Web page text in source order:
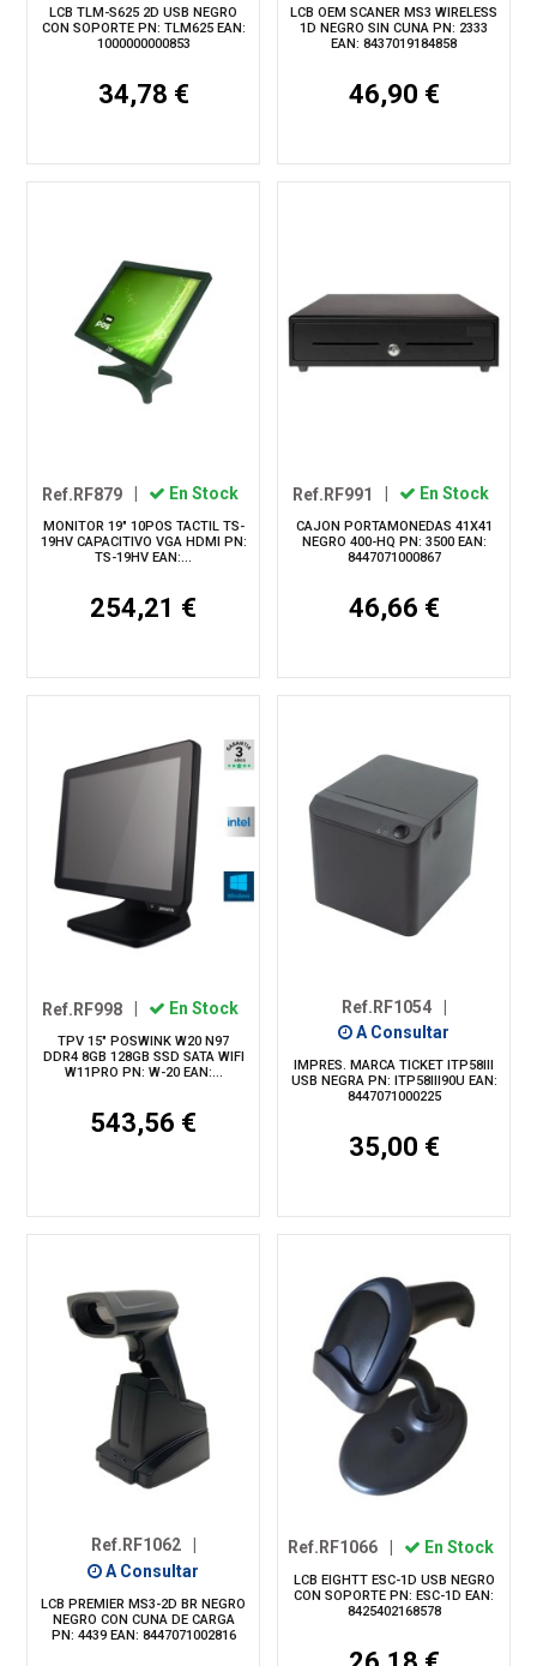
LCB TLM-S625 2D USB NEGRO
CON SOPORTE PN: TLM625 EAN:
1000000000853
34,78 €
LCB OEM SCANER MS3 WIRELESS
1D NEGRO SIN CUNA PN: 2333
EAN: 8437019184858
46,90 €
Ref.RF879 En Stock
MONITOR 19" 10POS TACTIL TS-
19HV CAPACITIVO VGA HDMI PN:
TS-19HV EAN:...
254,21 €
Ref.RF991 En Stock
CAJON PORTAMONEDAS 41X41
NEGRO 400-HQ PN: 3500 EAN:
8447071000867
46,66 €
Ref.RF998 En Stock
TPV 15" POSWINK W20 N97
DDR4 8GB 128GB SSD SATA WIFI
W11PRO PN: W-20 EAN:...
543,56 €
Ref.RF1054
A Consultar
IMPRES. MARCA TICKET ITP58III
USB NEGRA PN: ITP58III90U EAN:
8447071000225
35,00 €
Ref.RF1062
A Consultar
LCB PREMIER MS3-2D BR NEGRO
NEGRO CON CUNA DE CARGA
PN: 4439 EAN: 8447071002816
Ref.RF1066 En Stock
LCB EIGHTT ESC-1D USB NEGRO
CON SOPORTE PN: ESC-1D EAN:
8425402168578